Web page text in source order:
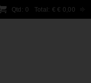
Qtd: 0 Total: €€ 0,00